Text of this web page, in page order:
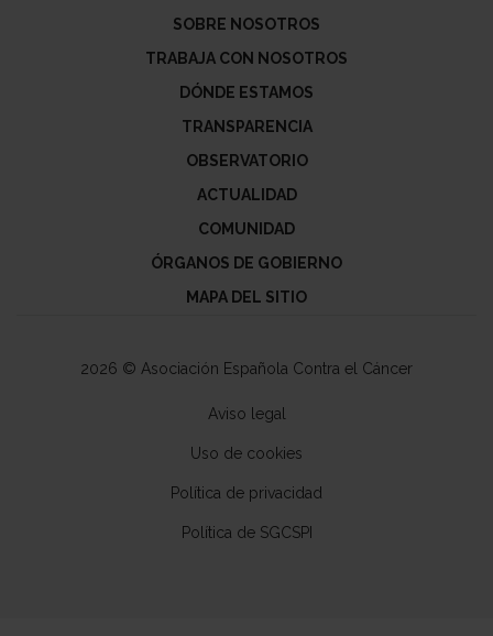
SOBRE NOSOTROS
TRABAJA CON NOSOTROS
DÓNDE ESTAMOS
TRANSPARENCIA
OBSERVATORIO
ACTUALIDAD
COMUNIDAD
ÓRGANOS DE GOBIERNO
MAPA DEL SITIO
2026 © Asociación Española Contra el Cáncer
Aviso legal
Uso de cookies
Política de privacidad
Política de SGCSPI